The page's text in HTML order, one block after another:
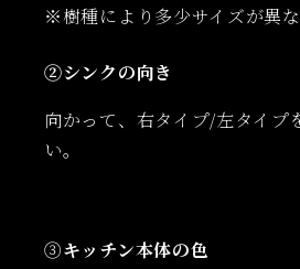
※樹種により多少サイズが異な
②シンクの向き
向かって、右タイプ/左タイプ
い。
③キッチン本体の色